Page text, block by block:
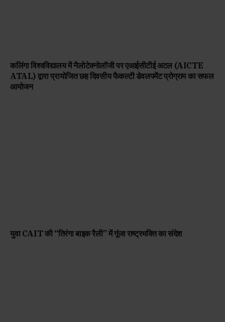
कलिंगा विश्वविद्यालय में नैलोटेक्नोलॉजी पर एआईसीटीई अटल (AICTE
ATAL) द्वारा प्रायोजित छह दिवसीय फैकल्टी डेवलपमेंट प्रोग्राम का सफल
आयोजन
युवा CAIT की “तिरंगा बाइक रैली” में गूंजा राष्ट्रभक्ति का संदेश